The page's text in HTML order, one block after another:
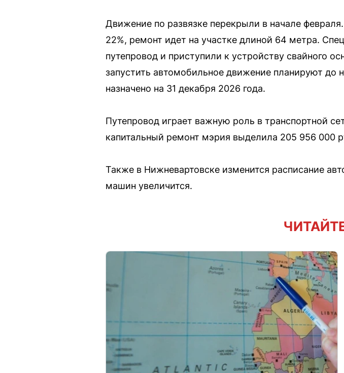
Движение по развязке перекрыли в начале
22%, ремонт идет на участке длиной 64 метра.
путепровод и приступили к устройству свайного
запустить автомобильное движение планируют до
назначено на 31 декабря 2026 года.
Путепровод играет важную роль в транспортной
капитальный ремонт мэрия выделила 205 956 000
Также в Нижневартовске изменится расписание
машин увеличится.